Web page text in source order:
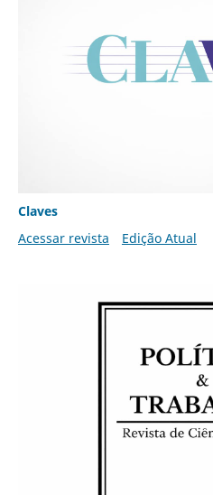
Claves
Acessar revista
Edição Atual